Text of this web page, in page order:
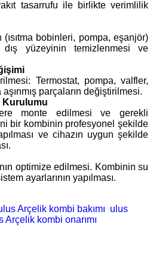
tasarrufu ile birlikte verimlilik
bobinleri, pompa, eşanjör)
dış yüzeyinin temizlenmesi ve
Termostat, pompa, valfler,
parçaların değiştirilmesi.
Kurulumu
monte edilmesi ve gerekli
bir kombinin profesyonel şekilde
ve cihazın uygun şekilde
optimize edilmesi. Kombinin su
ayarlarının yapılması.
Arçelik kombi bakımı ulus
Arçelik kombi onarımı